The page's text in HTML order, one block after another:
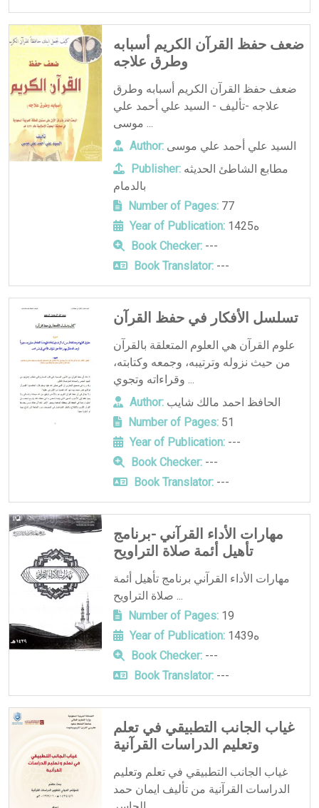
ضعف حفظ القرآن الكريم أسبابه
وطرق علاجه
ضعف حفظ القرآن الكريم أسبابه وطرق
علاجه -تأليف - السيد علي أحمد علي
موسى ...
Author: السيد علي أحمد علي موسى
Publisher: مطابع الشاطئ الحديثه
بالدمام
Number of Pages:77
Year of Publication:
1425ه
Book Checker:---
Book Translator:---
تسلسل الأفكار في حفظ القرآن
علوم القرآن هي العلوم المتعلقة بالقرآن
من حيث نزوله وترتيبه، وجمعه وكتابته،
وقراءاته وتجوي ...
Author: الحافظ احمد مالك شايب
Number of Pages:51
Year of Publication:---
Book Checker:---
Book Translator:---
مهارات الأداء القرآني -برنامج
تأهيل أئمة صلاة التراويح
مهارات الأداء القرآني برنامج تأهيل أئمة
صلاة التراويح ...
Number of Pages:19
Year of Publication:
1439ه
Book Checker:---
Book Translator:---
غياب الجانب التطبيقي في تعلم
وتعليم الدراسات القرآنية
غياب الجانب التطبيقي في تعلم وتعليم
الدراسات القرآنية من تأليف ايمان حمد